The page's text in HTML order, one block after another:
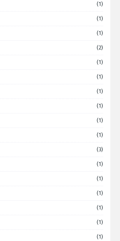
(1)
(1)
(1)
(2)
(1)
(1)
(1)
(1)
(1)
(1)
(3)
(1)
(1)
(1)
(1)
(1)
(1)